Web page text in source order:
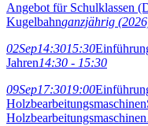
Angebot für Schulklassen
Kugelbahnganzjährig
02Sep14:3015:30
Jahren14:30 - 15:30
09Sep17:3019:00
Holzbearbeitungsmaschinen
Holzbearbeitungsmaschinen